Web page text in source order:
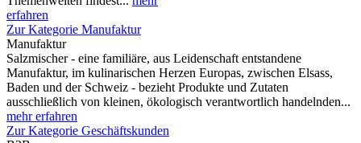
erfahren
Zur Kategorie Manufaktur
Manufaktur
Salzmischer - eine familiäre, aus Leidenschaft entstandene
Manufaktur, im kulinarischen Herzen Europas, zwischen Elsass,
Baden und der Schweiz - bezieht Produkte und Zutaten
ausschließlich von kleinen, ökologisch verantwortlich handelnden...
mehr erfahren
Zur Kategorie Geschäftskunden